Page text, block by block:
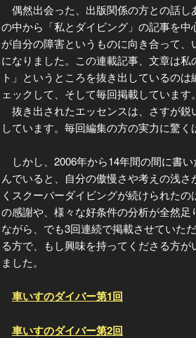
ー
ジ
リ
ア
ー
イ
偶然出会った、出版関係の方との話し
の中から「私とダイビング」の記事を
が自分の障害というものに向き合って
になりました。この連載記事、文章は
ト」というところを抜き出しているの
ェックして、そして毎回掲載しています。
抜き出されたエッセンスは、さすが鋭
しています。毎回編集の方の実力に驚く
しかし、2006年から14年間の間に書
んでいると、自分の傲慢さや考えの浅
くスクーバーダイビングが続けられた
の感謝や、様々な好条件の分析が全然
ながら、でも3回連続で掲載させていた
る方で、もし興味を持ってくださる方
ました。
車いすのダイバー第1回
車いすのダイバー第2回